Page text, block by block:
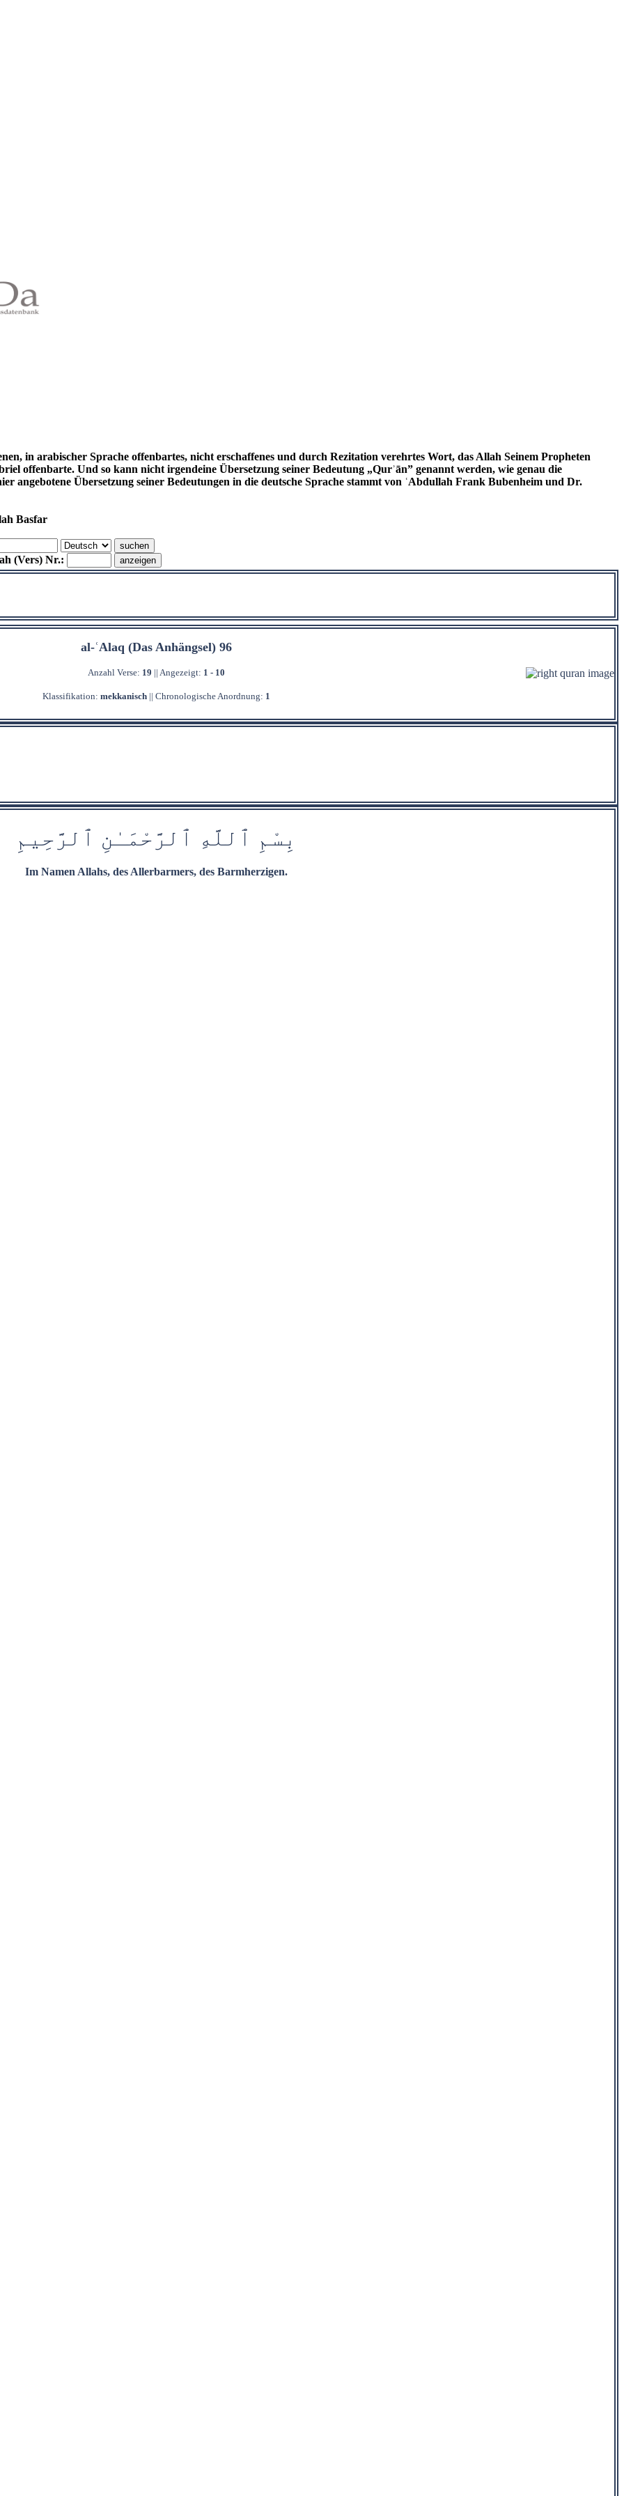
in arabischer Sprache offenbartes, nicht erschaffenes und durch Rezitation verehrtes Wort, das Allah Seinem Propheten
offenbarte. Und so kann nicht irgendeine Übersetzung seiner Bedeutung „Qurʾān” genannt werden, wie genau die
angebotene Übersetzung seiner Bedeutungen in die deutsche Sprache stammt von ʿAbdullah Frank Bubenheim und Dr.
Basfar
(Vers) Nr.:
al-ʿAlaq (Das Anhängsel) 96
Anzahl Verse: 19 || Angezeigt: 1 - 10
Klassifikation: mekkanisch|| Chronologische Anordnung: 1
بِسْمِ ٱ للَّهِ ٱ لرَّحْمَ‍ـٰنِ ٱ ل‍‍رَّح‍ِ‍ي‍مِ
Im Namen Allahs, des Allerbarmers, des Barmherzigen.